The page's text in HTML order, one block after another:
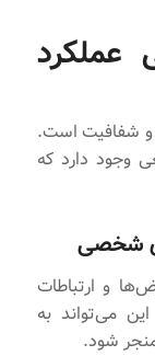
عملکرد
و شفافیت است.
وجود دارد که
شخصی
و ارتباطات
می‌تواند به
منجر شود.